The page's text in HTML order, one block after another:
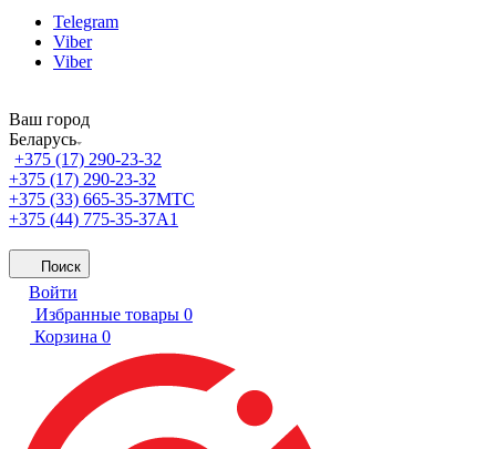
Telegram
Viber
Viber
Ваш город
Беларусь
+375 (17) 290-23-32
+375 (17) 290-23-32
+375 (33) 665-35-37МТС
+375 (44) 775-35-37А1
Поиск
Войти
Избранные товары 0
Корзина 0